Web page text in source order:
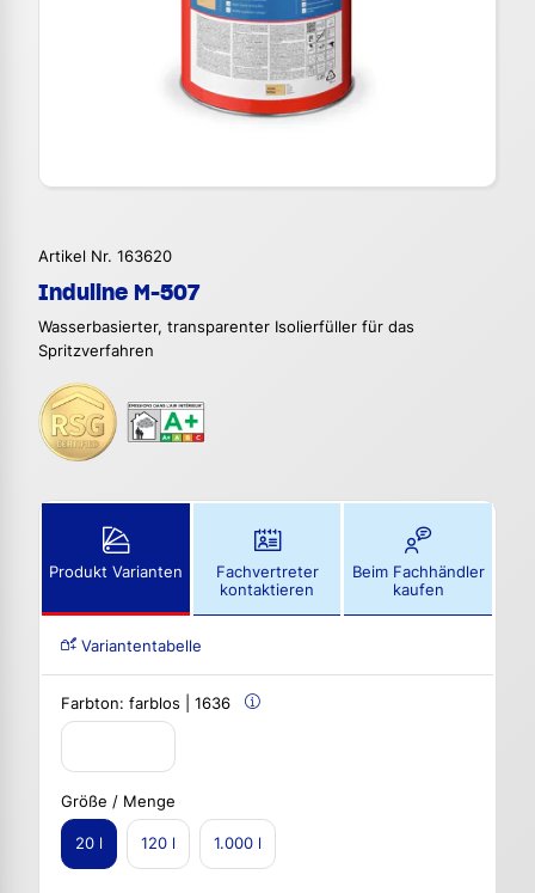
Artikel Nr. 163620
Induline M-507
Wasserbasierter, transparenter Isolierfüller für das
Spritzverfahren
Produkt Varianten
Fachvertreter
kontaktieren
Beim Fachhändler
kaufen
Variantentabelle
Farbton: farblos | 1636
Größe / Menge
20 l 120 l 1.000 l